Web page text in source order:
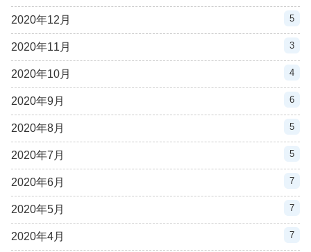
2020年12月 5
2020年11月 3
2020年10月 4
2020年9月 6
2020年8月 5
2020年7月 5
2020年6月 7
2020年5月 7
2020年4月 7